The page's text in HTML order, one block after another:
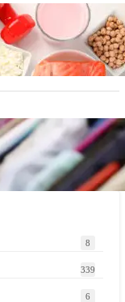
de
a tu dieta este mes
se suman a la
mano premium
8
339
6